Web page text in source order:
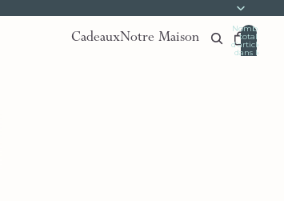
CadeauxNotre Maison
Nombre
total
d’articles
dans le